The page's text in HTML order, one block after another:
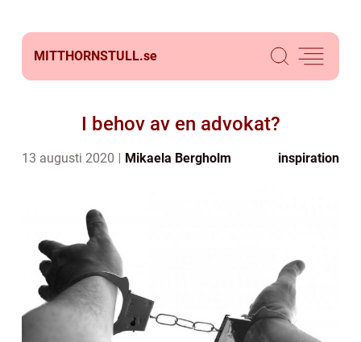
MITTHORNSTULL.se
I behov av en advokat?
13 augusti 2020 Mikaela Bergholm inspiration